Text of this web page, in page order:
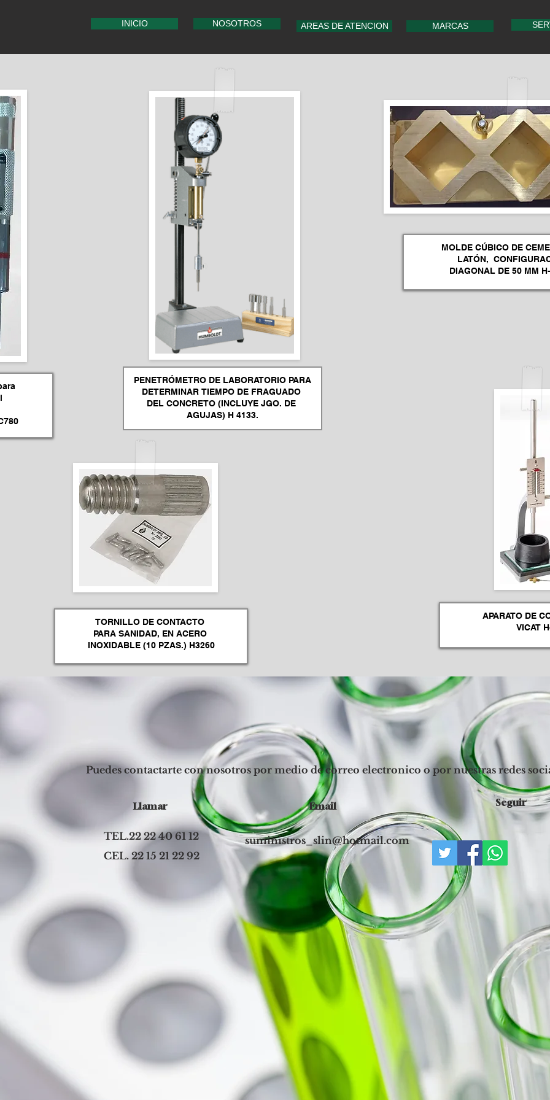
INICIO NOSOTROS AREAS DE ATENCION MARCAS
Puedes contactarte con nosotros por medio de correo electronico o por nuestras redes
Llamar
TEL.22 22 40 61 12
CEL. 22 15 21 22 92
Email
suministros_slin@hotmail.com
Seguir